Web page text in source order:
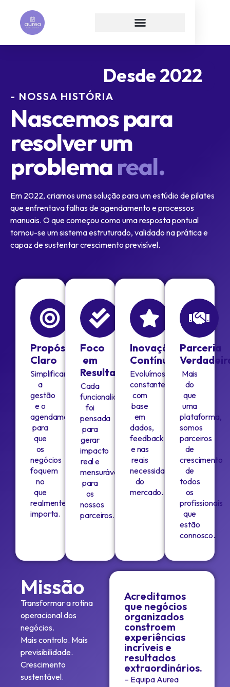
Desde 2022
- NOSSA HISTÓRIA
Nascemos para
resolver um
problemareal.
Em 2022, criamos uma solução para um estúdio de pilates
que enfrentava falhas de agendamento e processos
manuais. O que começou como uma resposta pontual
tornou-se um sistema estruturado, validado na prática e
capaz de sustentar crescimento previsível.
Propósito
Claro
Simplificar
a
gestão
e o
agendamento
para
que
os
negócios
foquem
no
que
realmente
importa.
Foco
em
Resultados
Cada
funcionalidade
foi
pensada
para
gerar
impacto
real e
mensurável
para
os
nossos
parceiros.
Inovação
Contínua
Evoluímos
constantemente
com
base
em
dados,
feedback
e nas
reais
necessidades
do
mercado.
Parceria
Mais
do
que
uma
plataforma,
somos
parceiros
de
crescimento
de
todos
os
profissionais
que
estão
connosco.
Missão
Transformar a rotina
operacional dos
negócios.
Mais controlo. Mais
previsibilidade.
Crescimento
sustentável.
Acreditamos
que negócios
organizados
constroem
experiências
incríveis e
resultados
extraordinários.
– Equipa Aurea